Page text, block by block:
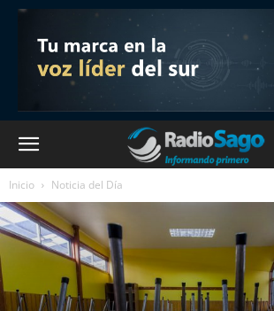
Inicio Noticia del Día